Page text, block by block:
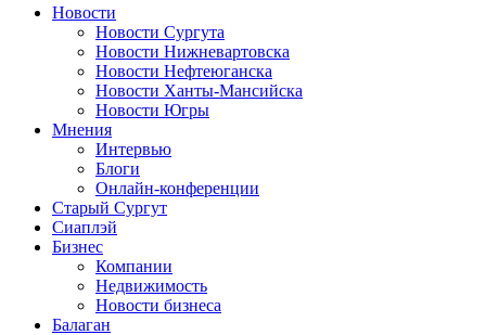
Новости
Новости Сургута
Новости Нижневартовска
Новости Нефтеюганска
Новости Ханты-Мансийска
Новости Югры
Мнения
Интервью
Блоги
Онлайн-конференции
Старый Сургут
Сиаплэй
Бизнес
Компании
Недвижимость
Новости бизнеса
Балаган